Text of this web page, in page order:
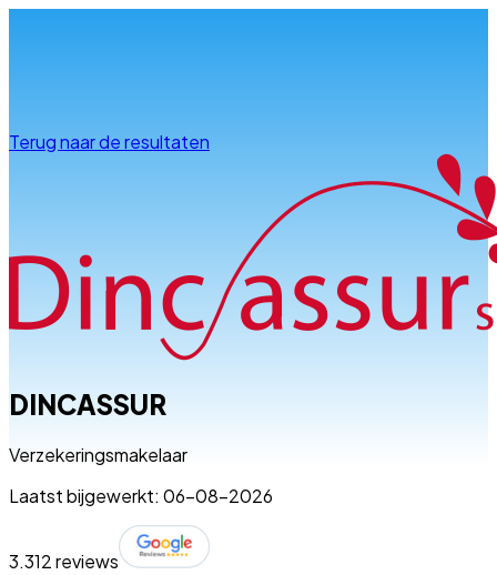
Terug naar de resultaten
DINCASSUR
Verzekeringsmakelaar
Laatst bijgewerkt: 06-08-2026
3.312 reviews